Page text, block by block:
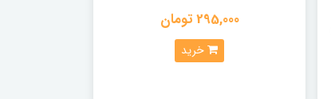
295,000 تومان
خرید